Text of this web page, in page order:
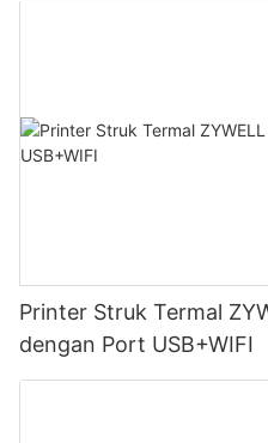
Printer Struk Termal
dengan Port USB+WIFI